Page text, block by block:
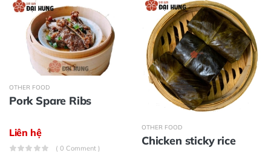
OTHER FOOD
Pork Spare Ribs
Liên hệ
( 0 Comment )
OTHER FOOD
Chicken sticky rice